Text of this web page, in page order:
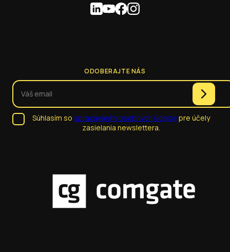
ODOBERAJTE NÁS
Súhlasím so spracúvaním osobných údajovpre účely
zasielania newslettera.